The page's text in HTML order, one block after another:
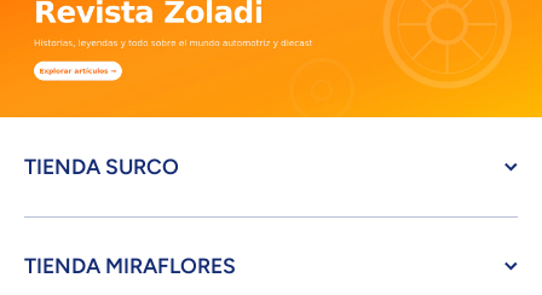
TIENDA SURCO
TIENDA MIRAFLORES